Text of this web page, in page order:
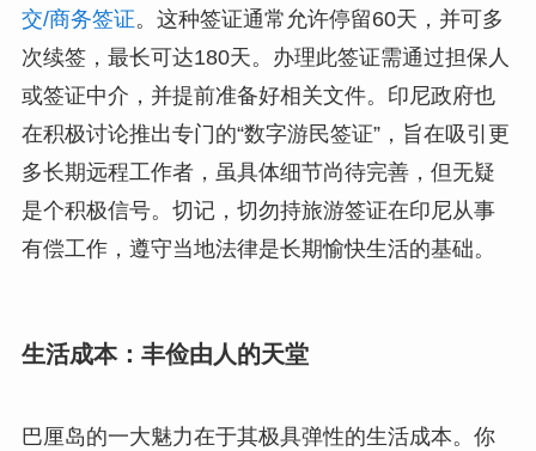
交/商务签证。这种签证通常允许停留60天，并可多
次续签，最长可达180天。办理此签证需通过担保人
或签证中介，并提前准备好相关文件。印尼政府也
在积极讨论推出专门的“数字游民签证”，旨在吸引更
多长期远程工作者，虽具体细节尚待完善，但无疑
是个积极信号。切记，切勿持旅游签证在印尼从事
有偿工作，遵守当地法律是长期愉快生活的基础。
生活成本：丰俭由人的天堂
巴厘岛的一大魅力在于其极具弹性的生活成本。你